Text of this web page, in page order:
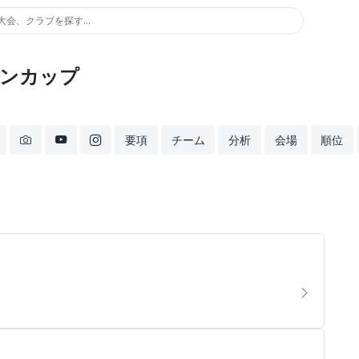
会、クラブを探す...
カップ
要項 チーム 分析 会場 順位